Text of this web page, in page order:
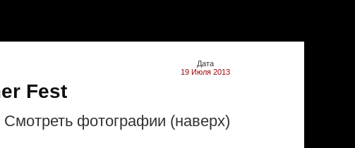
Fest
Дата
19 Июля 2013
Cмотреть фотографии (наверх)